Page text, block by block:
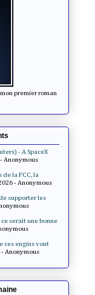
premier roman
- A SpaceX
- Anonymous
de la FCC, la
- Anonymous
supporter les
ce serait une bonne
ces engins vont
- Anonymous